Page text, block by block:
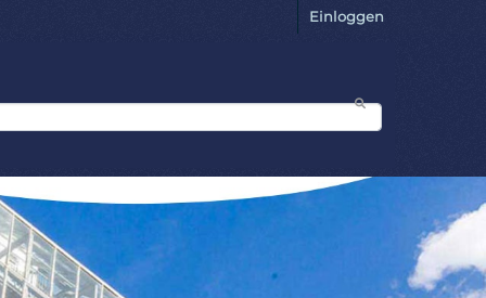
Einloggen